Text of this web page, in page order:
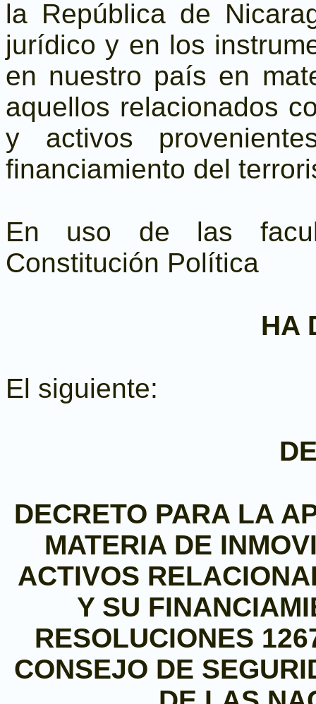
la República de
jurídico y en los
en nuestro país en
aquellos relacionados
y activos
financiamiento del
En uso de las
Constitución Política
HA
El siguiente:
DECRETO PARA LA
MATERIA DE
ACTIVOS
Y SU
RESOLUCIONES
CONSEJO DE